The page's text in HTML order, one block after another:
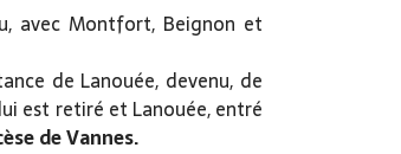
avec Montfort, Beignon et
de Lanouée, devenu, de
est retiré et Lanouée, entré
de Vannes.